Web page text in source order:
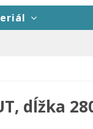
dĺžka